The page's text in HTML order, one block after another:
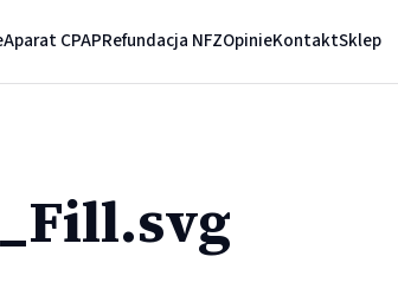
Aparat CPAPRefundacja NFZOpinieKontaktSklep